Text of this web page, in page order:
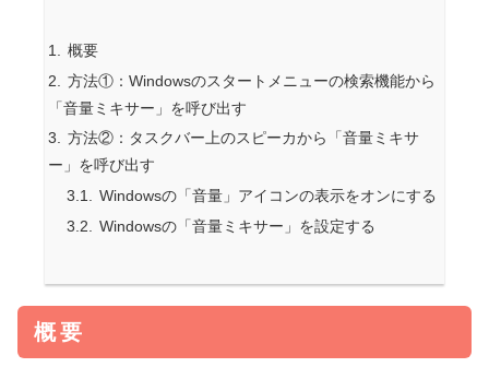
概要
方法①：Windowsのスタートメニューの検索機能から
「音量ミキサー」を呼び出す
方法②：タスクバー上のスピーカから「音量ミキサ
ー」を呼び出す
Windowsの「音量」アイコンの表示をオンにする
Windowsの「音量ミキサー」を設定する
概要